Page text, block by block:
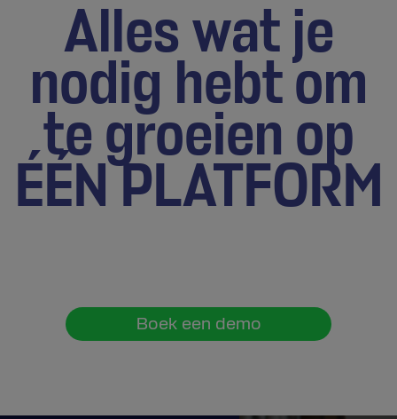
Alles wat je
nodig hebt om
te groeien op
ÉÉN PLATFORM
Boek een demo